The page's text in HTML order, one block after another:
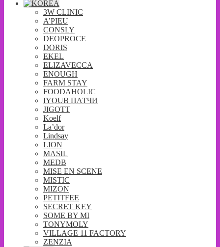
3W CLINIC
A’PIEU
CONSLY
DEOPROCE
DORIS
EKEL
ELIZAVECCA
ENOUGH
FARM STAY
FOODAHOLIC
IYOUB ПАТЧИ
JIGOTT
Koelf
La’dor
Lindsay
LION
MASIL
MEDB
MISE EN SCENE
MISTIC
MIZON
PETITFEE
SECRET KEY
SOME BY MI
TONYMOLY
VILLAGE 11 FACTORY
ZENZIA